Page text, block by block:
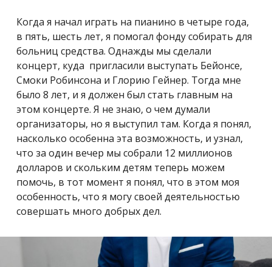
Когда я начал играть на пианино в четыре года,
в пять, шесть лет, я помогал фонду собирать для
больниц средства. Однажды мы сделали
концерт, куда пригласили выступать Бейонсе,
Смоки Робинсона и Глорию Гейнер. Тогда мне
было 8 лет, и я должен был стать главным на
этом концерте. Я не знаю, о чем думали
организаторы, но я выступил там. Когда я понял,
насколько особенна эта возможность, и узнал,
что за один вечер мы собрали 12 миллионов
долларов и скольким детям теперь можем
помочь, в тот момент я понял, что в этом моя
особенность, что я могу своей деятельностью
совершать много добрых дел.